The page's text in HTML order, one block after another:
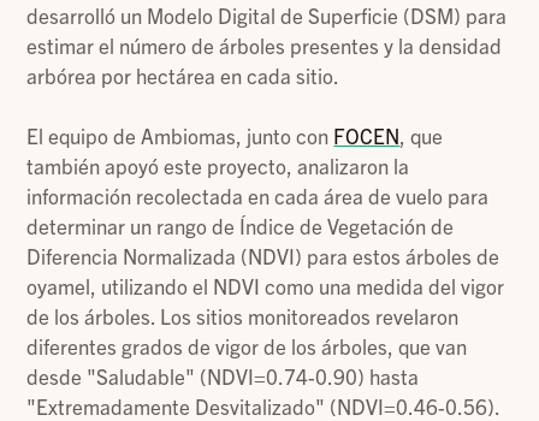
desarrolló un Modelo Digital de Superficie (DSM) para
estimar el número de árboles presentes y la densidad
arbórea por hectárea en cada sitio.
El equipo de Ambiomas, junto con FOCEN , que
también apoyó este proyecto, analizaron la
información recolectada en cada área de vuelo para
determinar un rango de Índice de Vegetación de
Diferencia Normalizada (NDVI) para estos árboles de
oyamel, utilizando el NDVI como una medida del vigor
de los árboles. Los sitios monitoreados revelaron
diferentes grados de vigor de los árboles, que van
desde "Saludable" (NDVI=0.74-0.90) hasta
"Extremadamente Desvitalizado" (NDVI=0.46-0.56).